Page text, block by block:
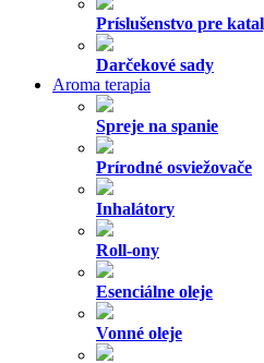
Príslušenstvo pre
Darčekové sady
Aroma terapia
Spreje na spanie
Prírodné osviežovače
Inhalátory
Roll-ony
Esenciálne oleje
Vonné oleje